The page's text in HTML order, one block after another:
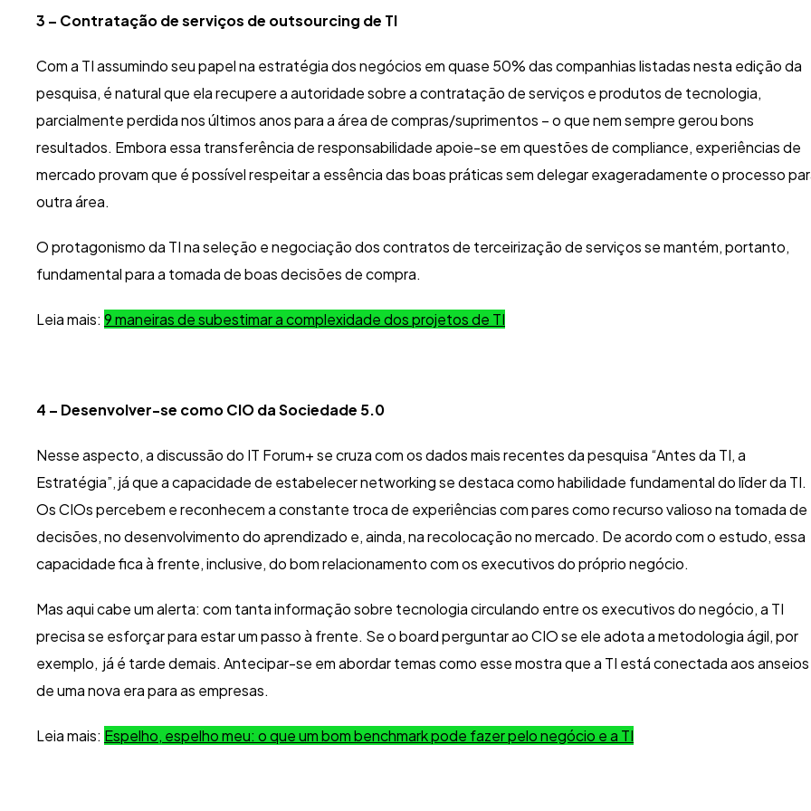
3 – Contratação de serviços de outsourcing de TI
Com a TI assumindo seu papel na estratégia dos negócios em quase 50% das companhias listadas nesta edição da
pesquisa, é natural que ela recupere a autoridade sobre a contratação de serviços e produtos de tecnologia,
parcialmente perdida nos últimos anos para a área de compras/suprimentos – o que nem sempre gerou bons
resultados. Embora essa transferência de responsabilidade apoie-se em questões de compliance, experiências de
mercado provam que é possível respeitar a essência das boas práticas sem delegar exageradamente o processo
outra área.
O protagonismo da TI na seleção e negociação dos contratos de terceirização de serviços se mantém, portanto,
fundamental para a tomada de boas decisões de compra.
Leia mais: 9 maneiras de subestimar a complexidade dos projetos de TI
4 – Desenvolver-se como CIO da Sociedade 5.0
Nesse aspecto, a discussão do IT Forum+ se cruza com os dados mais recentes da pesquisa “Antes da TI, a
Estratégia”, já que a capacidade de estabelecer networking se destaca como habilidade fundamental do līder da TI.
Os CIOs percebem e reconhecem a constante troca de experiências com pares como recurso valioso na tomada de
decisões, no desenvolvimento do aprendizado e, ainda, na recolocação no mercado. De acordo com o estudo, essa
capacidade fica à frente, inclusive, do bom relacionamento com os executivos do próprio negócio.
Mas aqui cabe um alerta: com tanta informação sobre tecnologia circulando entre os executivos do negócio, a TI
precisa se esforçar para estar um passo à frente. Se o board perguntar ao CIO se ele adota a metodologia ágil, por
exemplo, já é tarde demais. Antecipar-se em abordar temas como esse mostra que a TI está conectada aos anseios
de uma nova era para as empresas.
Leia mais: Espelho, espelho meu: o que um bom benchmark pode fazer pelo negócio e a TI